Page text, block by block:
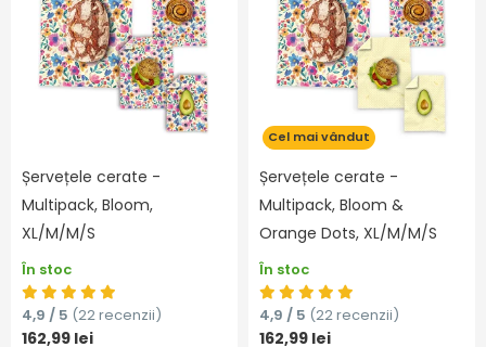
Șervețele cerate -
Multipack, Bloom,
XL/M/M/S
În stoc
4,9 / 5 (22 recenzii)
162,99 lei
Cel mai vândut
Șervețele cerate -
Multipack, Bloom &
Orange Dots, XL/M/M/S
În stoc
4,9 / 5 (22 recenzii)
162,99 lei